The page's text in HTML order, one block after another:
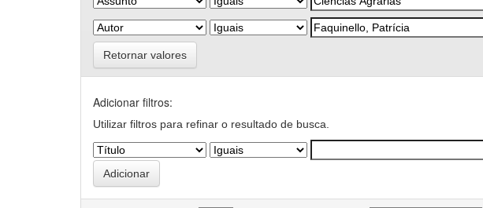
Retornar valores
Adicionar filtros:
Utilizar filtros para refinar o resultado de busca.